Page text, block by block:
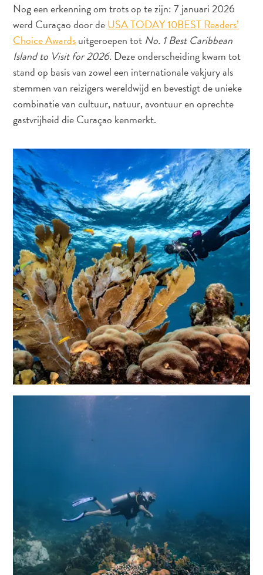
Reisvereisten
Waarom
Curacao?
Cruise
Naar
Curaçao
Curaçao
Reis
Apps
Conferenties
naar
Curaçao
Lokaal
Nog een erkenning om trots op te zijn: 7 januari 2026
werd Curaçao door deUSA TODAY 10BEST Readers’
Choice Awardsuitgeroepen tot No. 1 Best Caribbean
Island to Visit for 2026. Deze onderscheiding kwam tot
stand op basis van zowel een internationale vakjury als
stemmen van reizigers wereldwijd en bevestigt de unieke
combinatie van cultuur, natuur, avontuur en oprechte
gastvrijheid die Curaçao kenmerkt.